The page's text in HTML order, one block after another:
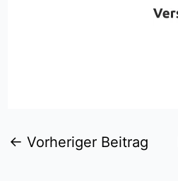
← Vorheriger Beitrag